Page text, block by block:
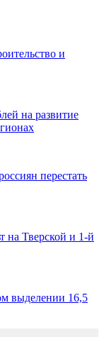
и
на развитие
перестать
на Тверской и 1-й
выделении 16,5